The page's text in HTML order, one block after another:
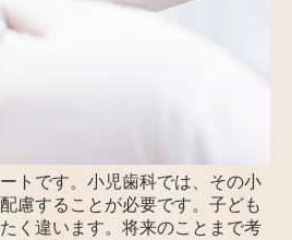
トです。小児歯科では、その小
慮することが必要です。子ども
く違います。将来のことまで考